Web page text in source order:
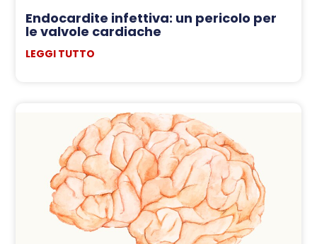
Endocardite infettiva: un pericolo per
le valvole cardiache
LEGGI TUTTO